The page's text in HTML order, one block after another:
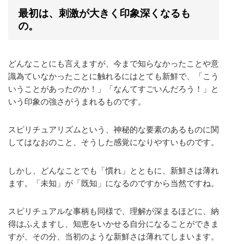
最初は、刺激が大きく印象深くなるも
の。
どんなことにも言えますが、今まで知らなかったことや意
識為ていなかったことに触れるにはとても新鮮で、「こう
いうことがあったのか！」「なんてすごいんだろう！」と
いう印象の強さがうまれるものです。
スピリチュアリズムという、神秘的な要素のあるものに関
してはなおのこと、そうした感覚になりやすいものです。
しかし、どんなことでも「慣れ」とともに、新鮮さは薄れ
ます。「未知」が「既知」になるのですから当然ですね。
スピリチュアルな事柄も同様で、理解が深まるほどに、納
得はふえますし、知恵をいかせる自分になることができま
すが、その分、当初のような新鮮さは薄れてしまいます。